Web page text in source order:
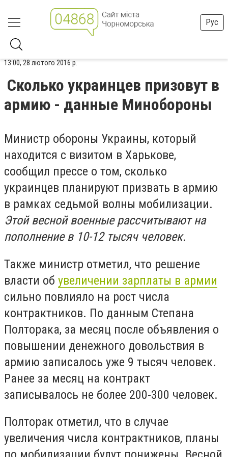
Рус
13:00, 28 лютого 2016 р.
Сколько украинцев призовут в
армию - данные Минобороны
Министр обороны Украины, который
находится с визитом в Харькове,
сообщил прессе о том, сколько
украинцев планируют призвать в армию
в рамках седьмой волны мобилизации.
Этой весной военные рассчитывают на
пополнение в 10-12 тысяч человек.
Также министр отметил, что решение
власти об увеличении зарплаты в армии
сильно повлияло на рост числа
контрактников. По данным Степана
Полторака, за месяц после объявления о
повышении денежного довольствия в
армию записалось уже 9 тысяч человек.
Ранее за месяц на контракт
записывалось не более 200-300 человек.
Полторак отметил, что в случае
увеличения числа контрактников, планы